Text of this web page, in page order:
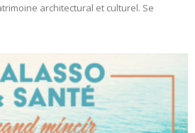
architectural et culturel. Se